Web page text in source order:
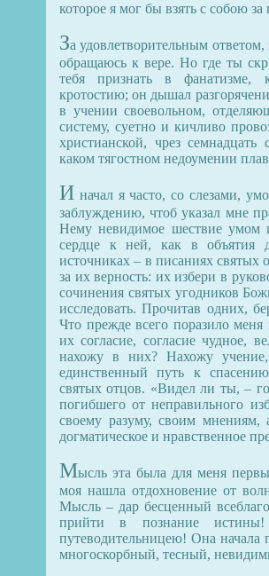
которое я мог бы взять с собою
За удовлетворительным
обращаюсь к вере. Но где ты
тебя признать в фанатизме,
кротостию; он дышал
в учении своевольном,
систему, суетно и кичливо
христианской, чрез
каком тягостном недоумении
И начал я часто, со слезами,
заблуждению, чтоб указал мне
Нему невидимое шествие умом
сердце к ней, как в объятия
источниках – в писаниях святых
за их верность: их избери в
сочинения святых угодников
исследовать. Прочитав одних,
Что прежде всего поразило
их согласие, согласие чудное,
нахожу в них? Нахожу
единственный путь к
святых отцов. «Видел ли ты, –
погибшего от неправильного
своему разуму, своим мнениям,
догматическое и нравственное
Мысль эта была для меня
моя нашла отдохновение от
Мысль – дар бесценный
прийти в познание
путеводительницею! Она начала
многоскорбный, тесный,